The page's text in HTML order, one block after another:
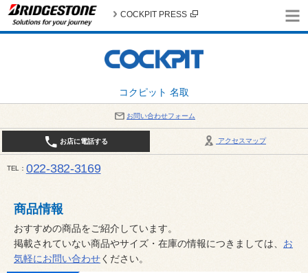
コクピット 名取
COCKPIT PRESS
お問い合わせフォーム
アクセスマップ
お店に電話する
TEL 022-382-3169
商品情報
おすすめの商品をご紹介しています。
掲載されていない商品やサイズ・在庫の情報につきましては、 お
気軽にお問い合わせください。